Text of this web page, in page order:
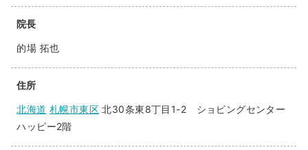
院長
的場 拓也
住所
北海道 札幌市東区 北30条東8丁目1-2 ショピングセンター
ハッピー2階